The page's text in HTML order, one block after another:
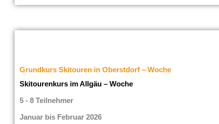
Grundkurs Skitouren in Oberstdorf – Woche
Skitourenkurs im Allgäu – Woche
5 - 8 Teilnehmer
Januar bis Februar 2026